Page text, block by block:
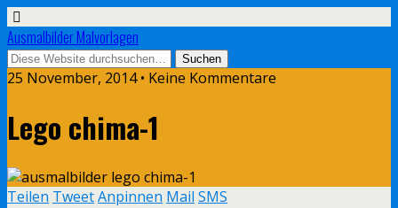
Ausmalbilder Malvorlagen
25 November, 2014 • Keine Kommentare
Lego chima-1
Teilen TweetAnpinnen Mail SMS